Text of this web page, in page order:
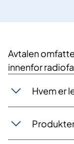
Avtalen
innenfor
Hvem er